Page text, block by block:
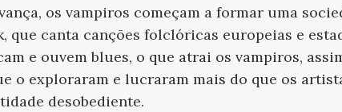
os vampiros começam a formar uma
que canta canções folclóricas europeias e
e ouvem blues, o que atrai os vampiros,
o exploraram e lucraram mais do que os
desobediente.